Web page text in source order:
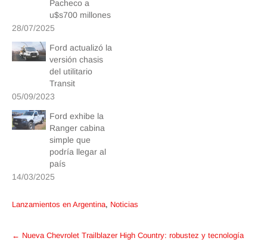
Pacheco a
u$s700 millones
28/07/2025
Ford actualizó la
versión chasis
del utilitario
Transit
05/09/2023
Ford exhibe la
Ranger cabina
simple que
podría llegar al
país
14/03/2025
Lanzamientos en Argentina, Noticias
Post
← Nueva Chevrolet Trailblazer High Country: robustez y tecnología